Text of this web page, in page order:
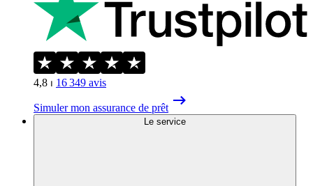
4,8 ⏐ 16 349 avis
Simuler mon assurance de prêt
Le service